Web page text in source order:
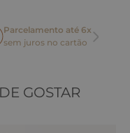
Parcelamento até 6x
sem juros no cartão
GOSTAR